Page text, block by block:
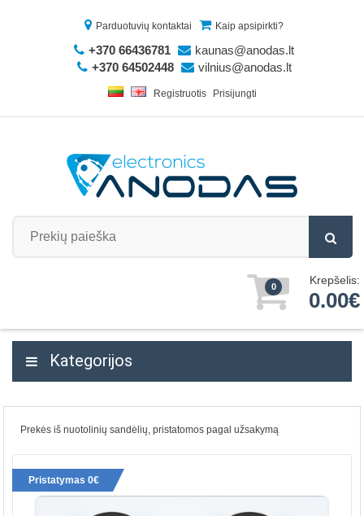
Parduotuvių kontaktai Kaip apsipirkti?
+370 66436781
kaunas@anodas.lt
+370 64502448
vilnius@anodas.lt
Registruotis Prisijungti
0 Krepšelis:
0.00€
Kategorijos
Prekės iš nuotolinių sandėlių, pristatomos pagal užsakymą
Pristatymas 0€